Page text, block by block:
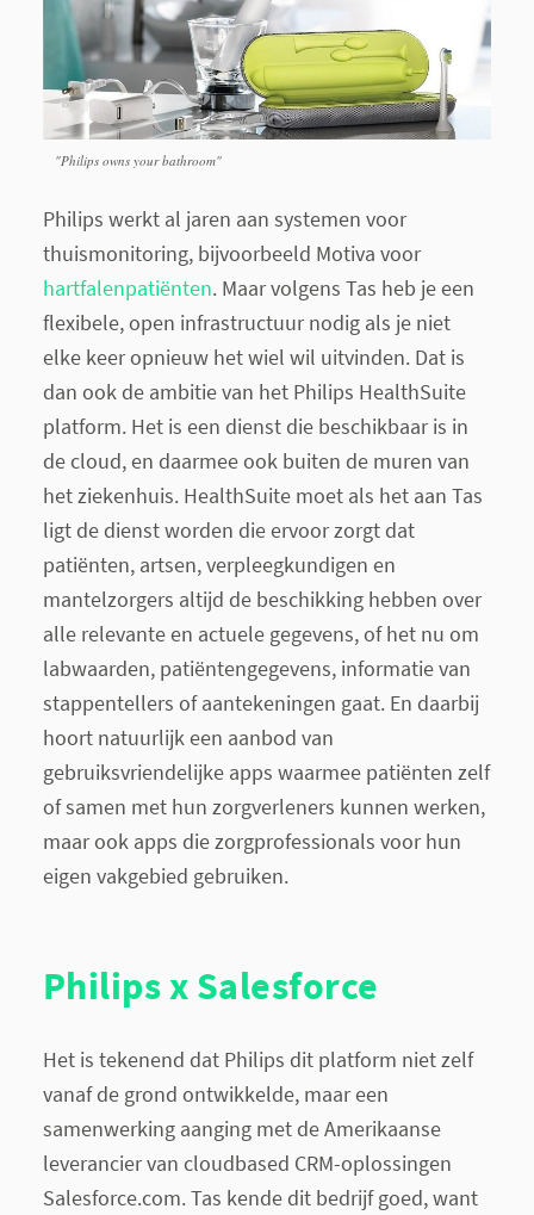
"Philips owns your bathroom"
Philips werkt al jaren aan systemen voor
thuismonitoring, bijvoorbeeld Motiva voor
hartfalenpatiënten. Maar volgens Tas heb je een
flexibele, open infrastructuur nodig als je niet
elke keer opnieuw het wiel wil uitvinden. Dat is
dan ook de ambitie van het Philips HealthSuite
platform. Het is een dienst die beschikbaar is in
de cloud, en daarmee ook buiten de muren van
het ziekenhuis. HealthSuite moet als het aan Tas
ligt de dienst worden die ervoor zorgt dat
patiënten, artsen, verpleegkundigen en
mantelzorgers altijd de beschikking hebben over
alle relevante en actuele gegevens, of het nu om
labwaarden, patiëntengegevens, informatie van
stappentellers of aantekeningen gaat. En daarbij
hoort natuurlijk een aanbod van
gebruiksvriendelijke apps waarmee patiënten zelf
of samen met hun zorgverleners kunnen werken,
maar ook apps die zorgprofessionals voor hun
eigen vakgebied gebruiken.
Philips x Salesforce
Het is tekenend dat Philips dit platform niet zelf
vanaf de grond ontwikkelde, maar een
samenwerking aanging met de Amerikaanse
leverancier van cloudbased CRM-oplossingen
Salesforce.com. Tas kende dit bedrijf goed, want